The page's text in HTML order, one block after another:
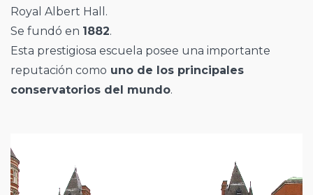
Royal Albert Hall.
Se fundó en 1882.
Esta prestigiosa escuela posee una importante
reputación como uno de los principales
conservatorios del mundo.